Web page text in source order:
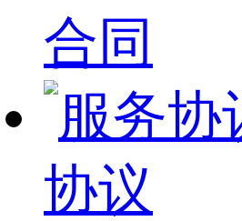
合同
协议